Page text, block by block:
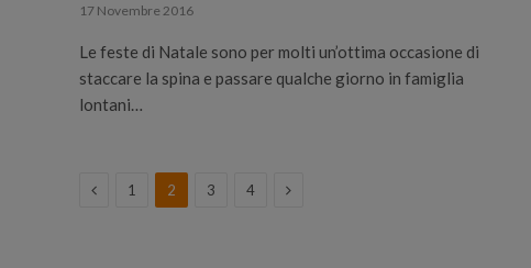
17 Novembre 2016
Le feste di Natale sono per molti un’ottima occasione di
staccare la spina e passare qualche giorno in famiglia
lontani…
Previous
1 2 3 4 Next